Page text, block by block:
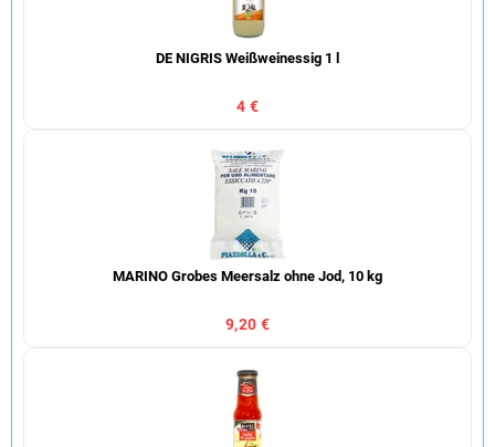
DE NIGRIS Weißweinessig 1 l
4 €
MARINO Grobes Meersalz ohne Jod, 10 kg
9,20 €